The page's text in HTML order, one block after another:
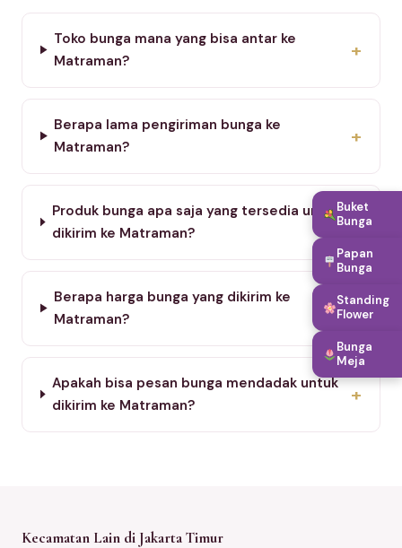
Toko bunga mana yang bisa antar ke
Matraman?
+
Berapa lama pengiriman bunga ke
Matraman?
+
Produk bunga apa saja yang tersedia untuk
dikirim ke Matraman?
+
Berapa harga bunga yang dikirim ke
Matraman?
+
Apakah bisa pesan bunga mendadak untuk
dikirim ke Matraman?
+
Kecamatan Lain di Jakarta Timur
Buket
Bunga
Papan
Bunga
Standing
Flower
Bunga
Meja